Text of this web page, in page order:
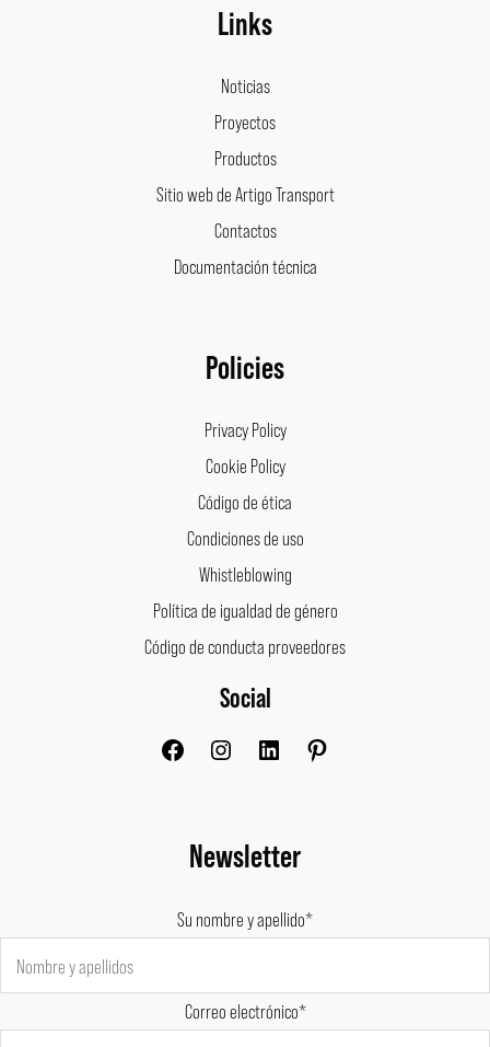
Links
Noticias
Proyectos
Productos
Sitio web de Artigo Transport
Contactos
Documentación técnica
Policies
Privacy Policy
Cookie Policy
Código de ética
Condiciones de uso
Whistleblowing
Política de igualdad de género
Código de conducta proveedores
Social
FacebookInstagram
Newsletter
Su nombre y apellido*
Correo electrónico*